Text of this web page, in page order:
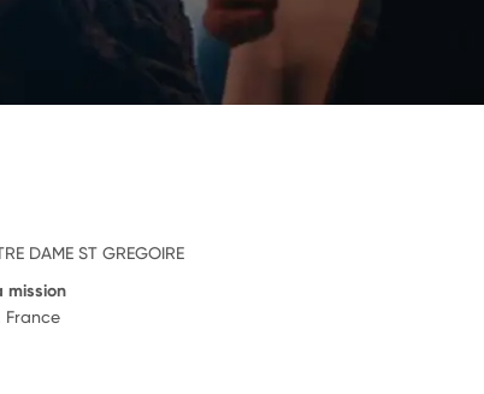
DAME ST GREGOIRE
mission
France